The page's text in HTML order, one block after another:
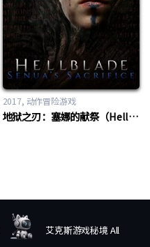
2017 动作冒险游戏
地狱之刃：塞娜的献祭（Hellblade: Senua’s Sacrifice）
艾克斯游戏秘境 All